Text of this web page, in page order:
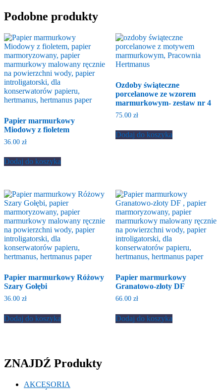
Podobne produkty
Papier marmurkowy
Miodowy z fioletem
36.00 zł
Dodaj do koszyka
Ozdoby świąteczne
porcelanowe ze wzorem
marmurkowym- zestaw nr 4
75.00 zł
Dodaj do koszyka
Papier marmurkowy Różowy
Szary Gołębi
36.00 zł
Dodaj do koszyka
Papier marmurkowy
Granatowo-złoty DF
66.00 zł
Dodaj do koszyka
ZNAJDŹ Produkty
AKCESORIA